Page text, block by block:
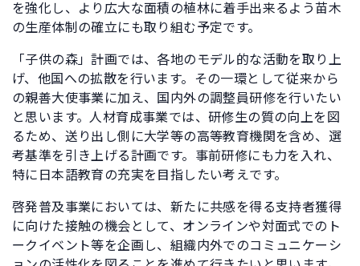
を強化し、より広大な面積の植林に着手出来るよう苗木
の生産体制の確立にも取り組む予定です。
「子供の森」計画では、各地のモデル的な活動を取り上
げ、他国への拡散を行います。その一環として従来から
の親善大使事業に加え、国内外の調整員研修を行いたい
と思います。人材育成事業では、研修生の質の向上を図
るため、送り出し側に大学等の高等教育機関を含め、選
考基準を引き上げる計画です。事前研修にも力を入れ、
特に日本語教育の充実を目指したい考えです。
啓発普及事業においては、新たに共感を得る支持者獲得
に向けた接触の機会として、オンラインや対面式でのト
ークイベント等を企画し、組織内外でのコミュニケーシ